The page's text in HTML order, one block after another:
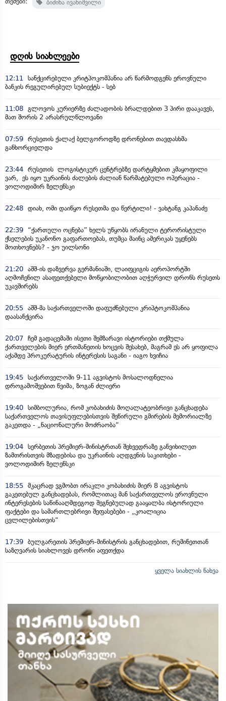
ბიძინა ივანიშვილი
დღის სიახლეები
12:11
სანქცირებული კრიტპოკომპანია არ წარმოდგენს ეროვნული
ბანკის რეგულირებულ სუბიექტს - სებ
11:08 გლოვოს კურიერზე ძალადობის ბრალდებით 3 პირი დააკავეს,
მათ შორის 2 არასრულწლოვანი
07:59 რუსეთის ქალაქ ბელგოროდზე დრონებით თავდასხმა
განხორციელდა
23:44 რუსეთის ლოგისტიკურ ცენტრებზე დარტყმებით კმაყოფილი
ვარ, ეს იყო უკრაინის ძალების ძალიან წარმატებული ოპერაცია -
ვოლოდიმირ ზელენსკი
22:48 დიახ, ომი დაიწყო რუსეთმა და წერტილი! - ვახტანგ კაპანაძე
22:39
“ქართული ოცნება” ხელს უწყობს ირანული ტერორისტული
ქსელების უკანონო გაფართოებას, თუმცა მაინც ამერიკას უყენებს
მოთხოვნებს? - ჯო უილსონი
21:20 აშშ-ის დაზვერვა გერმანიაში, ლაიფციგის აეროპორტში
აღმოჩენილ ასაფეთქებელი მოწყობილობით აღჭურვილ დრონს რუსეთს
უკავშირებს
20:55 აშშ-მა საქართველოში დაფუძნებული კრიპტოკომპანია
დაასანქცირა
20:07 ჩემ გადაცემაში ისეთი შემზარავი ისტორიები თქმულა
ქართველების მიერ ერთმანეთის ხოცვის შესახებ, მაგრამ ეს არ ყოფილა
აქამდე პროკურატურის ინტერესის საგანი - იაგო ხვიჩია
19:45 საქართველოში 9-11 აგვისტოს მოსალოდნელია
დროგამოშვებით წვიმა, ზოგან ძლიერი
19:40 სიმბოლურია, რომ კობახიძის მოღალატეობრივი განცხადება
საქართველოს თავისუფლებისთვის შეწირული გმირების მემორიალზე
გაკეთდა - „ნაციონალური მოძრაობა“
19:04 სერბეთის პრემიერ-მინისტრთან შეხვედრაზე განვიხილეთ
ზამთრისთვის მზადებისა და უკრაინის აღდგენის საკითხები -
ვოლოდიმირ ზელენსკი
18:55 მკაცრად ვგმობთ ირაკლი კობახიძის მიერ 8 აგვისტოს
გაკეთებულ განცხადებას, რომლითაც მან საქართველოს ეროვნული
ინტერესების საწინააღმდეგოდ შეგნებულად გააყალბა ისტორიული
ფაქტები და სამართლებრივი შეფასებები - „კოალიცია
ცვლილებისთვის“
17:39 ბულგარეთის პრემიერ-მინისტრის განცხადებით, რუმინეთთან
საზღვარის სიახლოვეს დრონი აფეთქდა
ყველა სიახლის ნახვა